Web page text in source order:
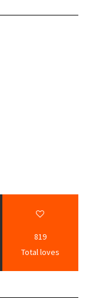
819
Total loves